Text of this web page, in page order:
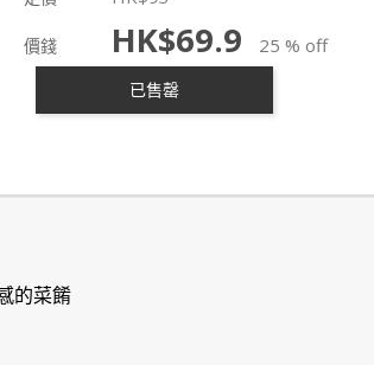
價錢 HK$69.9 25 % off
已售罄
的菜餚